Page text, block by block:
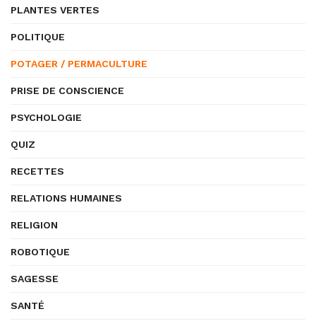
PLANTES VERTES
POLITIQUE
POTAGER / PERMACULTURE
PRISE DE CONSCIENCE
PSYCHOLOGIE
QUIZ
RECETTES
RELATIONS HUMAINES
RELIGION
ROBOTIQUE
SAGESSE
SANTÉ